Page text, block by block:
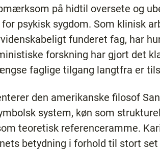
på hidtil oversete og
psykisk sygdom. Som klinisk
funderet fag, har
forskning har gjort det
faglige tilgang langtfra er
den amerikanske filosof
system, køn som
teoretisk referenceramme.
betydning i forhold til stort